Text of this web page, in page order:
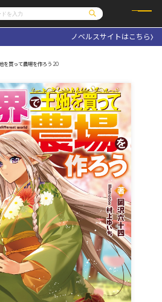
文庫
ノベルス
通販・NEWS
OVERLAP STORE
オーバーラップ広報室
ングス
お問い合わせはこちら
オーバーラップ文庫
バーラップノベルス
ーバーラップノベルスf
ロサージュノベルス
ノベルスサイトはこちら
を買って農場を作ろう 20